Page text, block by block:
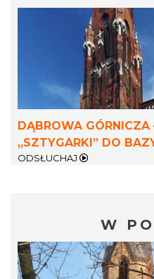
DĄBROWA GÓRNICZA
„SZTYGARKI” DO
ODSŁUCHAJ
W